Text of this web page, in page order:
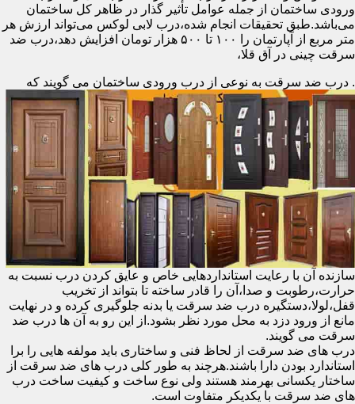
ورودی ساختمان از جمله عوامل تأثیر گذار در ظاهر کل ساختمان
می‌باشد.طبق تحقیقات انجام شده،درب لابی لوکس می‌تواند ارزش هر
متر مربع از آپارتمان را ۱۰۰ تا ۵۰۰ هزار تومان افزایش دهد،درب ضد
سرقت چینی در آق قلا،
. درب ضد سرقت به نوعی از درب ورودی ساختمان می گویند که
سازنده آن با رعایت استانداردهایی خاص و عایق کردن درب نسبت به
حرارت،رطوبت و صدا،آن را قادر ساخته تا بتواند از تخریب
قفل،لولا،دستگیره درب ضد سرقت یا بدنه جلوگیری کرده و در نهایت
مانع از ورود دزد به محل مورد نظر بشود.از این رو به آن ها درب ضد
سرقت می گویند.
درب های ضد سرقت از لحاظ فنی و ساختاری باید مولفه هایی را برا
استاندارد بودن دارا باشند.هرچند به طور کلی درب های ضد سرقت از
ساختار یکسانی بهرمند هستند ولی نوع ساخت و کیفیت ساخت درب
های ضد سرقت با یکدیکر متفاوت است.